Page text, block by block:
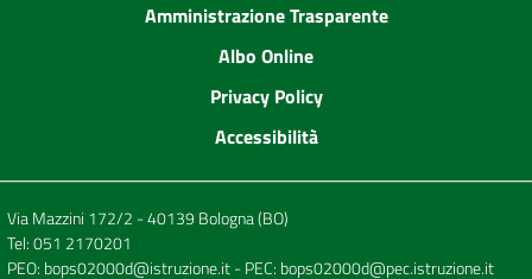
Amministrazione Trasparente
Albo Online
Privacy Policy
Accessibilità
Via Mazzini 172/2 - 40139 Bologna (BO)
Tel:051 2170201
PEO: bops02000d@istruzione.it- PEC: bops02000d@pec.istruzione.it